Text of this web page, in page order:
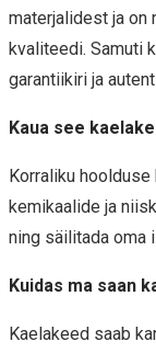
materjalidest ja on
kvaliteedi. Samuti
garantiikiri ja
Kaua see
Korraliku
kemikaalide ja
ning säilitada oma
Kuidas ma saan
Kaelakeed saab